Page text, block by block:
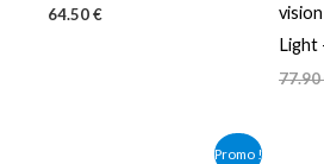
64.50€
Light
77.90
Promo !